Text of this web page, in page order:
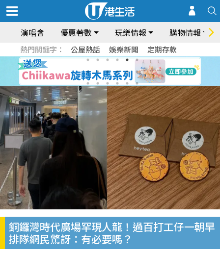
演唱會 優惠著數 玩樂情報 購物情報
熱門關鍵字： 公屋熱話 娛樂新聞 定期存款
銅鑼灣時代廣場罕現人龍！過百打工仔一朝早
排隊網民驚訝：有必要嗎？